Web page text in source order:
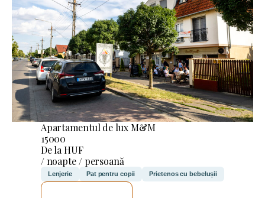
Apartamentul de lux M&M
15000
De la HUF
/ noapte / persoană
Lenjerie Pat pentru copii Prietenos cu bebelușii